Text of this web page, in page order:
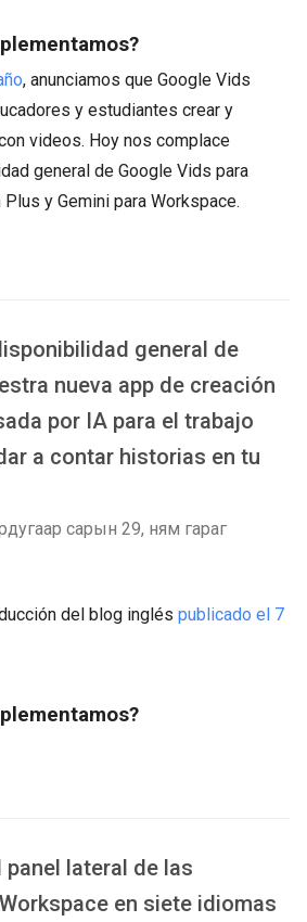
, anunciamos que Google Vids
y estudiantes crear y
videos. Hoy nos complace
general de Google Vids para
y Gemini para Workspace.
general de
nueva app de creación
por IA para el trabajo
a contar historias en tu
сарын 29, ням гараг
del blog inglés publicado el 7
panel lateral de las
en siete idiomas